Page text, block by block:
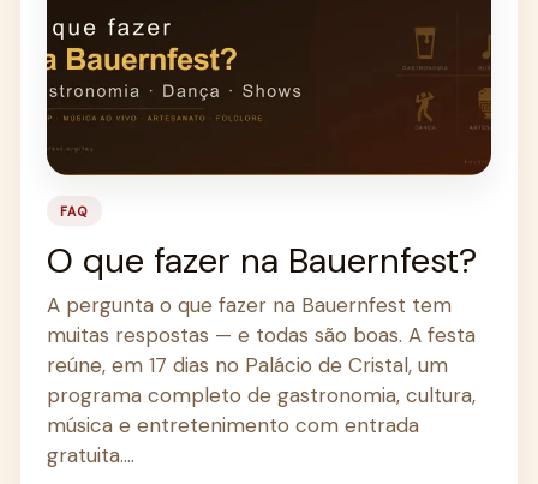
FAQ
O que fazer na Bauernfest?
A pergunta o que fazer na Bauernfest tem
muitas respostas — e todas são boas. A festa
reúne, em 17 dias no Palácio de Cristal, um
programa completo de gastronomia, cultura,
música e entretenimento com entrada
gratuita.…